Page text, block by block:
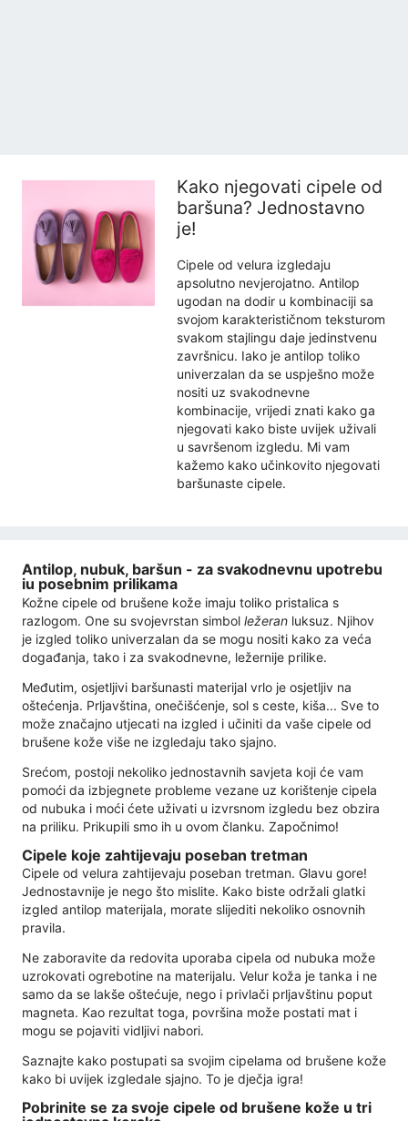
Kako njegovati cipele od
baršuna? Jednostavno
je!
Cipele od velura izgledaju
apsolutno nevjerojatno. Antilop
ugodan na dodir u kombinaciji sa
svojom karakterističnom teksturom
svakom stajlingu daje jedinstvenu
završnicu. Iako je antilop toliko
univerzalan da se uspješno može
nositi uz svakodnevne
kombinacije, vrijedi znati kako ga
njegovati kako biste uvijek uživali
u savršenom izgledu. Mi vam
kažemo kako učinkovito njegovati
baršunaste cipele.
Antilop, nubuk, baršun - za svakodnevnu upotrebu
iu posebnim prilikama
Kožne cipele od brušene kože imaju toliko pristalica s
razlogom. One su svojevrstan simbol ležeran luksuz. Njihov
je izgled toliko univerzalan da se mogu nositi kako za veća
događanja, tako i za svakodnevne, ležernije prilike.
Međutim, osjetljivi baršunasti materijal vrlo je osjetljiv na
oštećenja. Prljavština, onečišćenje, sol s ceste, kiša... Sve to
može značajno utjecati na izgled i učiniti da vaše cipele od
brušene kože više ne izgledaju tako sjajno.
Srećom, postoji nekoliko jednostavnih savjeta koji će vam
pomoći da izbjegnete probleme vezane uz korištenje cipela
od nubuka i moći ćete uživati ​​u izvrsnom izgledu bez obzira
na priliku. Prikupili smo ih u ovom članku. Započnimo!
Cipele koje zahtijevaju poseban tretman
Cipele od velura zahtijevaju poseban tretman. Glavu gore!
Jednostavnije je nego što mislite. Kako biste održali glatki
izgled antilop materijala, morate slijediti nekoliko osnovnih
pravila.
Ne zaboravite da redovita uporaba cipela od nubuka može
uzrokovati ogrebotine na materijalu. Velur koža je tanka i ne
samo da se lakše oštećuje, nego i privlači prljavštinu poput
magneta. Kao rezultat toga, površina može postati mat i
mogu se pojaviti vidljivi nabori.
Saznajte kako postupati sa svojim cipelama od brušene kože
kako bi uvijek izgledale sjajno. To je dječja igra!
Pobrinite se za svoje cipele od brušene kože u tri